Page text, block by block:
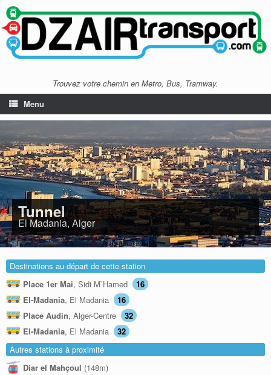
Trouvez votre chemin en Metro, Bus, Tramway.
Menu
Tunnel
El Madania, Alger
Destinations au départ de cette station
Place 1er Mai, Sidi M`Hamed
16
El-Madania, El Madania
16
Place Audin, Alger-Centre
32
El-Madania, El Madania
32
Autres stations à proximité
Diar el Mahçoul (148m)